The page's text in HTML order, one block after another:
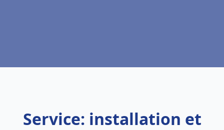
Service: installation et